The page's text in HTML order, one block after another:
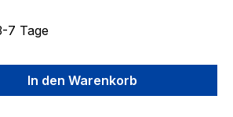
7 Tage
gewünschten Wert
In den Warenkorb